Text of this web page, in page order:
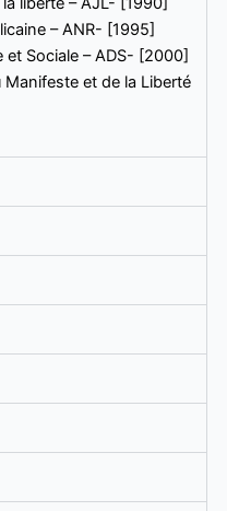
– ANR- [1995]
Sociale – ADS- [2000]
et de la Liberté